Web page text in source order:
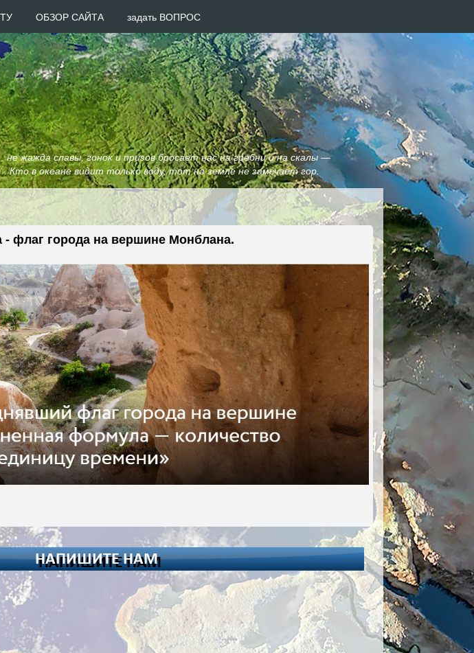
жажда славы, гонок и призов бросает нас на гребни и на скалы —
Кто в океане видит только воду, тот на земле не замечает гор.
- флаг города на вершине Монблана.
ОБЗОР САЙТА задать ВОПРОС